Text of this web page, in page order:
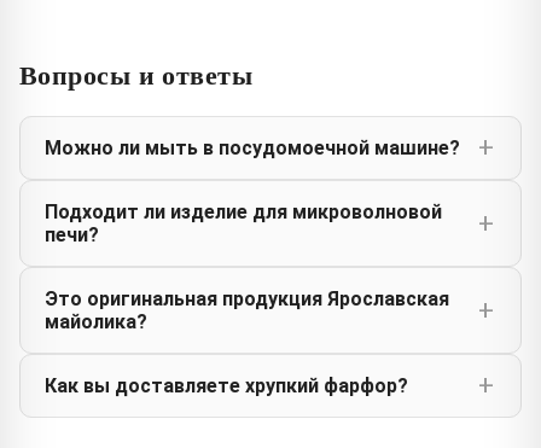
Вопросы и ответы
Можно ли мыть в посудомоечной машине?
Подходит ли изделие для микроволновой
печи?
Это оригинальная продукция Ярославская
майолика?
Как вы доставляете хрупкий фарфор?